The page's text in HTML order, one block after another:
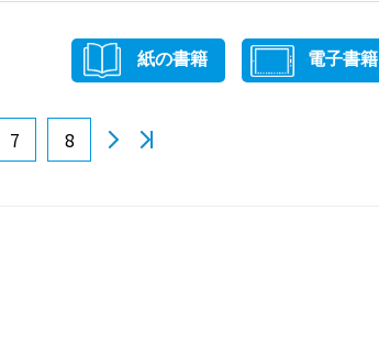
紙の書籍 電子書籍
7 8